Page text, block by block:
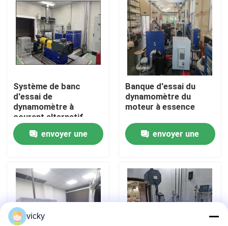
Visite de l'usine
Contrôle qualité
Contactez-nous
Nouvelles
Dynamomètre de couple
Dynamomètre à grande vitesse
Système de banc
d'essai de
dynamomètre à
courant alternatif
envoyer une
Banque d'essai du
dynamomètre du
moteur à essence
envoyer une
vicky